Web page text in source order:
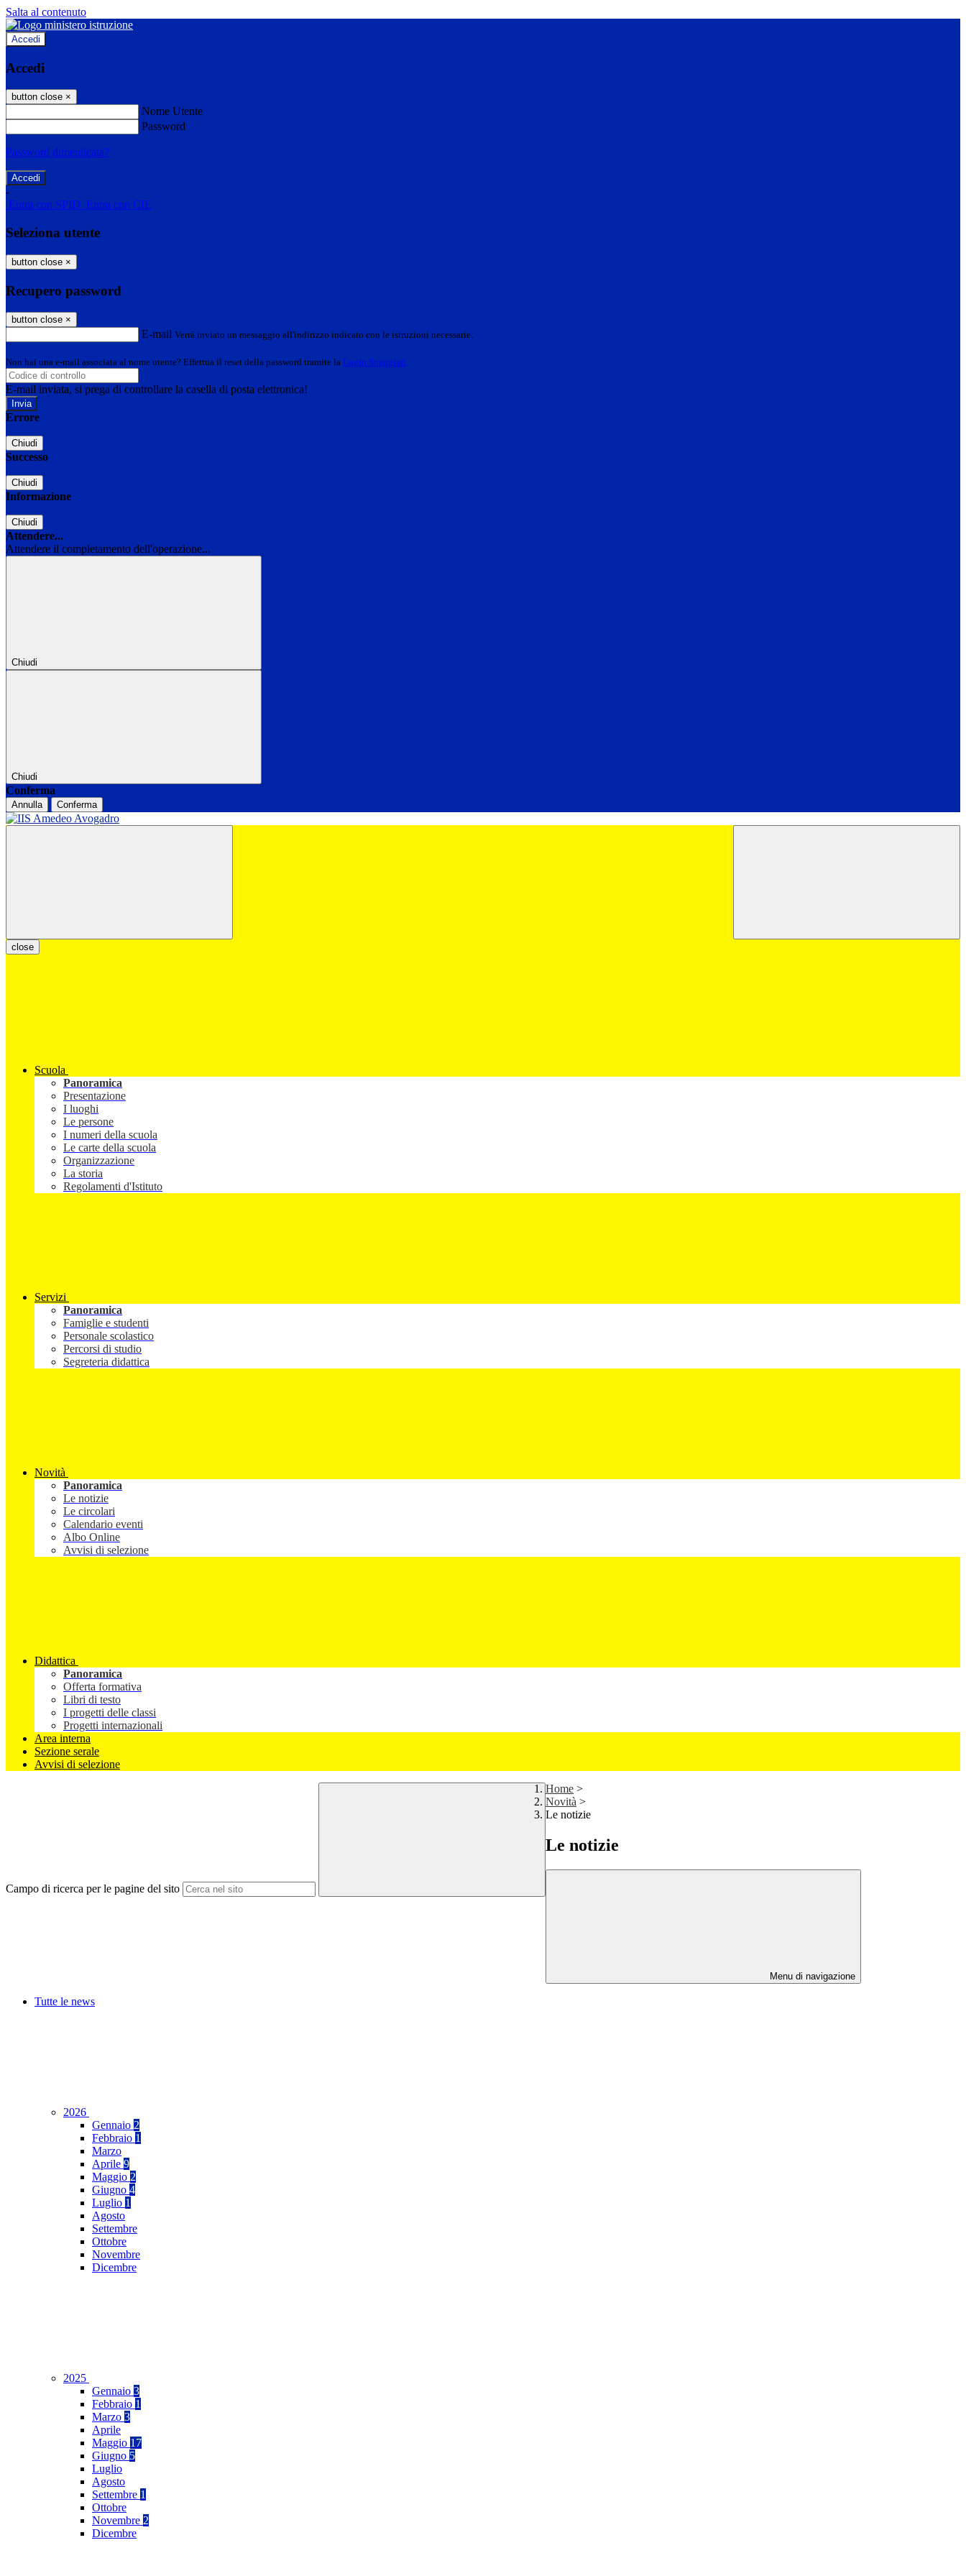
Salta al contenuto
Accedi
Accedi
button close ×
Nome Utente
Password
Password dimenticata?
-
Entra con SPID Entra con CIE
Seleziona utente
button close ×
Recupero password
button close ×
E-mail Verrà inviato un messaggio all'indirizzo indicato con le istruzioni necessarie.
Non hai una e-mail associata al nome utente? Effettua il reset della password tramite la Login Spaggiari
E-mail inviata, si prega di controllare la casella di posta elettronica!
Errore
Chiudi
Successo
Chiudi
Informazione
Chiudi
Attendere...
Attendere il completamento dell'operazione...
Chiudi
Chiudi
Conferma
Annulla Conferma
close
Scuola
Panoramica
Presentazione
I luoghi
Le persone
I numeri della scuola
Le carte della scuola
Organizzazione
La storia
Regolamenti d'Istituto
Servizi
Panoramica
Famiglie e studenti
Personale scolastico
Percorsi di studio
Segreteria didattica
Novità
Panoramica
Le notizie
Le circolari
Calendario eventi
Albo Online
Avvisi di selezione
Didattica
Panoramica
Offerta formativa
Libri di testo
I progetti delle classi
Progetti internazionali
Area interna
Sezione serale
Avvisi di selezione
Campo di ricerca per le pagine del sito
Home >
Novità >
Le notizie
Le notizie
Menu di navigazione
Tutte le news
2026
Gennaio 2
Febbraio 1
Marzo
Aprile 9
Maggio 2
Giugno 4
Luglio 1
Agosto
Settembre
Ottobre
Novembre
Dicembre
2025
Gennaio 3
Febbraio 1
Marzo 3
Aprile
Maggio 17
Giugno 5
Luglio
Agosto
Settembre 1
Ottobre
Novembre 2
Dicembre